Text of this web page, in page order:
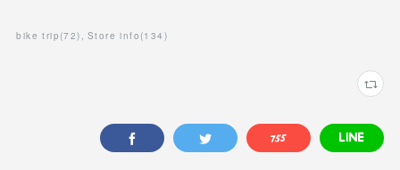
bike trip (72) Store info (134 )